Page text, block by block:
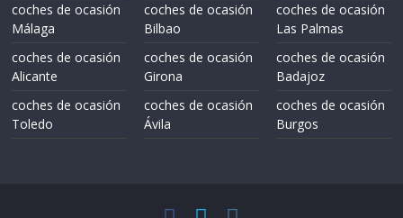
coches de ocasión
Málaga
coches de ocasión
Alicante
coches de ocasión
Toledo
coches de ocasión
Bilbao
coches de ocasión
Girona
coches de ocasión
Ávila
coches de ocasión
Las Palmas
coches de ocasión
Badajoz
coches de ocasión
Burgos